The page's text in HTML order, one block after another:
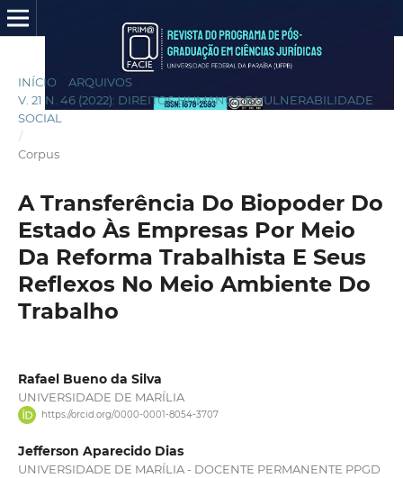
INÍCIO ARQUIVOS
V. 21 N. 46 (2022): DIREITOS HUMANOS E VULNERABILIDADE
SOCIAL
/
Corpus
A Transferência Do Biopoder Do
Estado Às Empresas Por Meio
Da Reforma Trabalhista E Seus
Reflexos No Meio Ambiente Do
Trabalho
Rafael Bueno da Silva
UNIVERSIDADE DE MARÍLIA
https://orcid.org/0000-0001-8054-3707
Jefferson Aparecido Dias
UNIVERSIDADE DE MARÍLIA - DOCENTE PERMANENTE PPGD